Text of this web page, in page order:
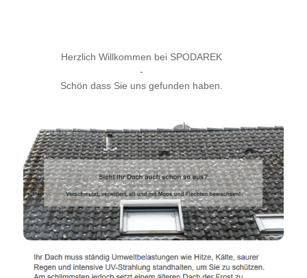
Herzlich Willkommen bei SPODAREK
-
Schön dass Sie uns gefunden haben.